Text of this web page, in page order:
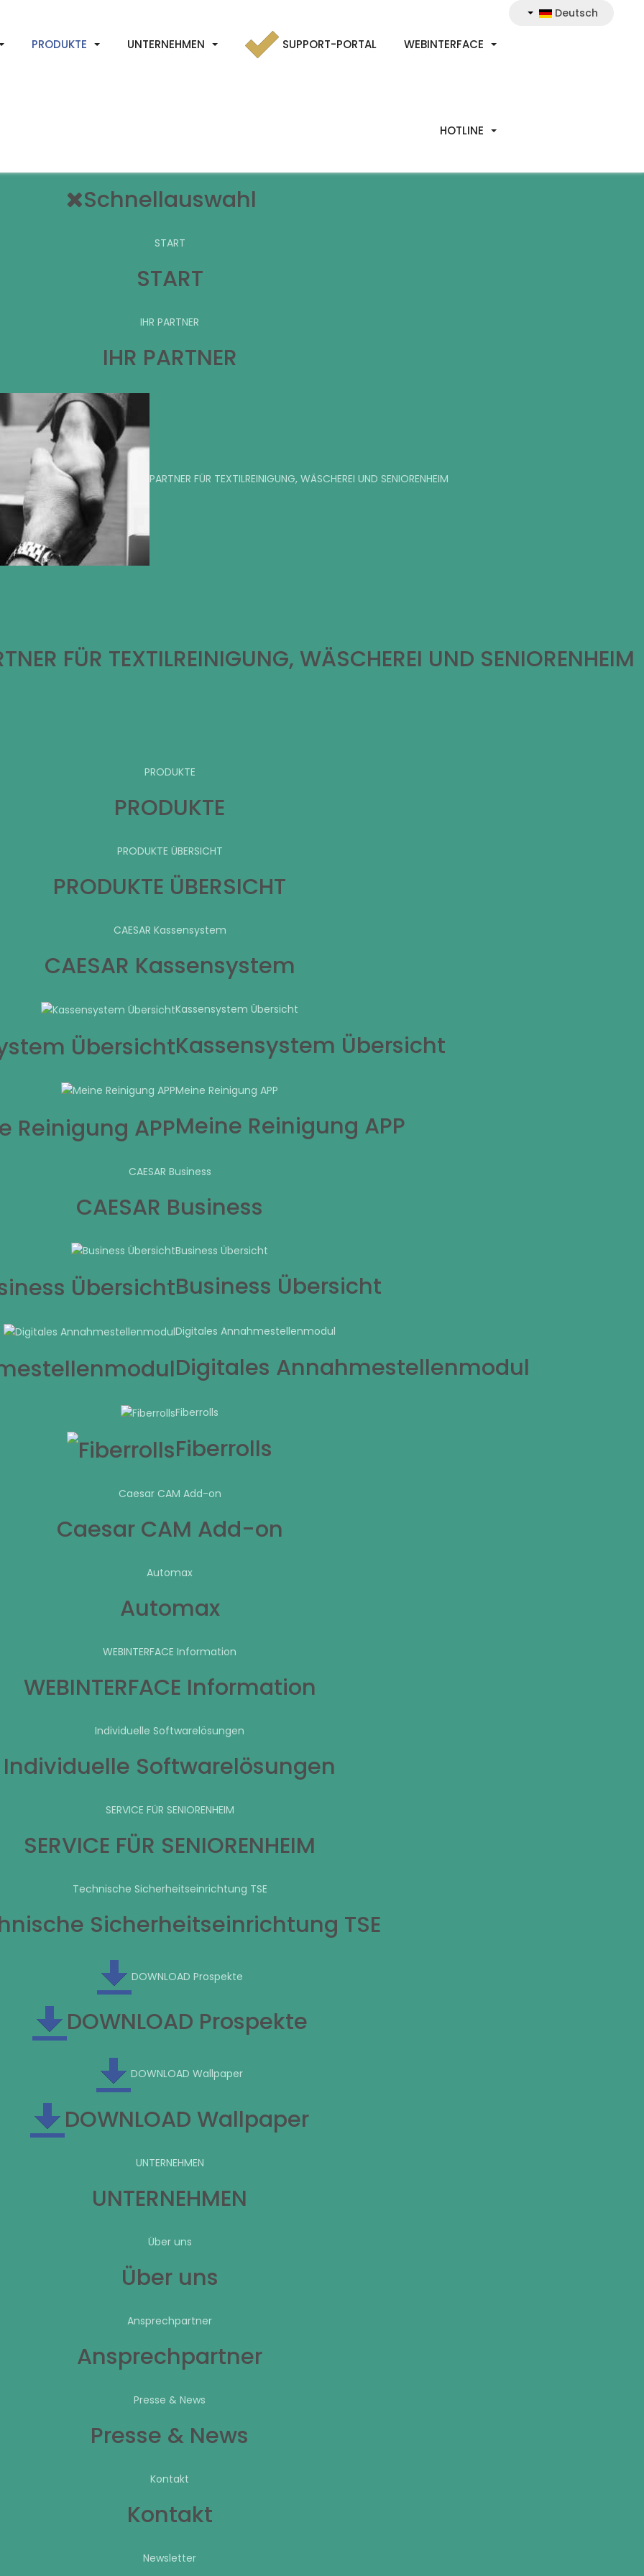
PRODUKTE UNTERNEHMEN SUPPORT-PORTAL WEBINTERFACE
HOTLINE
Deutsch
Schnellauswahl
START
START
IHR PARTNER
IHR PARTNER
PARTNER FÜR TEXTILREINIGUNG, WÄSCHEREI UND SENIORENHEIM
FÜR TEXTILREINIGUNG, WÄSCHEREI UND SENIORENHEIM
PRODUKTE
PRODUKTE
PRODUKTE ÜBERSICHT
PRODUKTE ÜBERSICHT
CAESAR Kassensystem
CAESAR Kassensystem
Kassensystem Übersicht
Kassensystem Übersicht
Meine Reinigung APP
Meine Reinigung APP
CAESAR Business
CAESAR Business
Business Übersicht
Business Übersicht
Digitales Annahmestellenmodul
Digitales Annahmestellenmodul
Fiberrolls
Fiberrolls
Caesar CAM Add-on
Caesar CAM Add-on
Automax
Automax
WEBINTERFACE Information
WEBINTERFACE Information
Individuelle Softwarelösungen
Individuelle Softwarelösungen
SERVICE FÜR SENIORENHEIM
SERVICE FÜR SENIORENHEIM
Technische Sicherheitseinrichtung TSE
Sicherheitseinrichtung TSE
DOWNLOAD Prospekte
DOWNLOAD Prospekte
DOWNLOAD Wallpaper
DOWNLOAD Wallpaper
UNTERNEHMEN
UNTERNEHMEN
Über uns
Über uns
Ansprechpartner
Ansprechpartner
Presse & News
Presse & News
Kontakt
Kontakt
Newsletter